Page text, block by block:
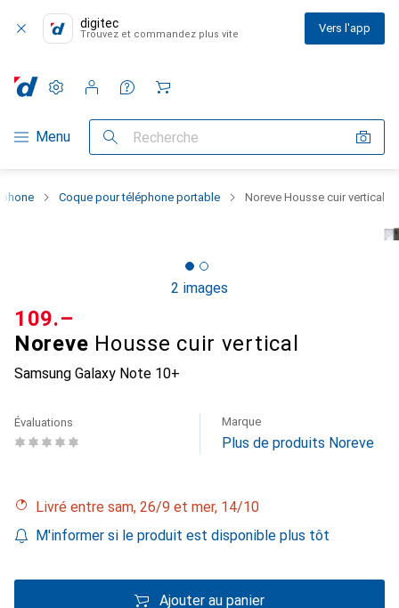
digitec
Trouvez et commandez plus vite Vers l'app
Navigation par catégorie
Menu Recherche
Paramètres
Compte client
Listes de comparaison
Listes d'envies
Panier
Coque pour téléphone portable Noreve Housse cuir vertical
2 images
Noreve Housse cuir vertical
Samsung Galaxy Note 10+
CHF
109.–
Évaluations Marque
Plus de produits Noreve
Livré entre sam, 26/9 et mer, 14/10
M'informer si le produit est disponible plus tôt
Ajouter au panier